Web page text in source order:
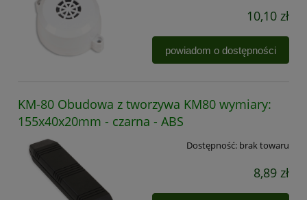
10,10 zł
powiadom o dostępności
KM-80 Obudowa z tworzywa KM80 wymiary:
155x40x20mm - czarna - ABS
Dostępność: brak towaru
8,89 zł